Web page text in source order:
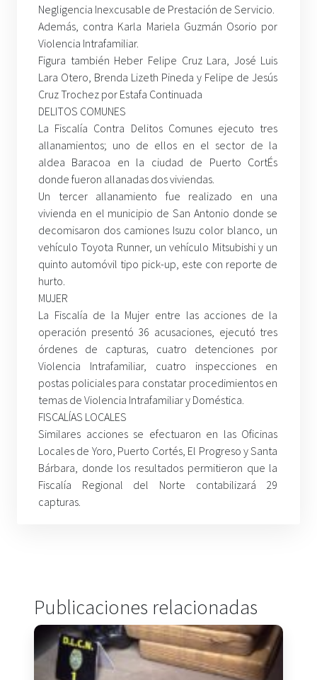
Negligencia Inexcusable de Prestación de Servicio.
Además, contra Karla Mariela Guzmán Osorio por
Violencia Intrafamiliar.
Figura también Heber Felipe Cruz Lara, José Luis
Lara Otero, Brenda Lizeth Pineda y Felipe de Jesús
Cruz Trochez por Estafa Continuada
DELITOS COMUNES
La Fiscalía Contra Delitos Comunes ejecuto tres
allanamientos; uno de ellos en el sector de la
aldea Baracoa en la ciudad de Puerto CortÉs
donde fueron allanadas dos viviendas.
Un tercer allanamiento fue realizado en una
vivienda en el municipio de San Antonio donde se
decomisaron dos camiones Isuzu color blanco, un
vehículo Toyota Runner, un vehículo Mitsubishi y un
quinto automóvil tipo pick-up, este con reporte de
hurto.
MUJER
La Fiscalía de la Mujer entre las acciones de la
operación presentó 36 acusaciones, ejecutó tres
órdenes de capturas, cuatro detenciones por
Violencia Intrafamiliar, cuatro inspecciones en
postas policiales para constatar procedimientos en
temas de Violencia Intrafamiliar y Doméstica.
FISCALÍAS LOCALES
Similares acciones se efectuaron en las Oficinas
Locales de Yoro, Puerto Cortés, El Progreso y Santa
Bárbara, donde los resultados permitieron que la
Fiscalía Regional del Norte contabilizará 29
capturas.
Publicaciones relacionadas